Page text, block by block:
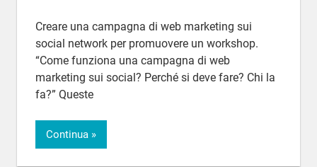
Creare una campagna di web marketing sui
social network per promuovere un workshop.
“Come funziona una campagna di web
marketing sui social? Perché si deve fare? Chi la
fa?” Queste
Continua